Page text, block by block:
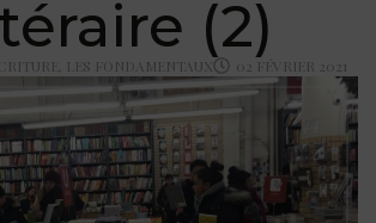
(2)
LES FONDAMENTAUX 02 FÉVRIER 2021